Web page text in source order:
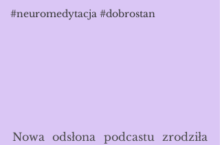
#neuromedytacja #dobrostan
Nowa odsłona podcastu zrodziła